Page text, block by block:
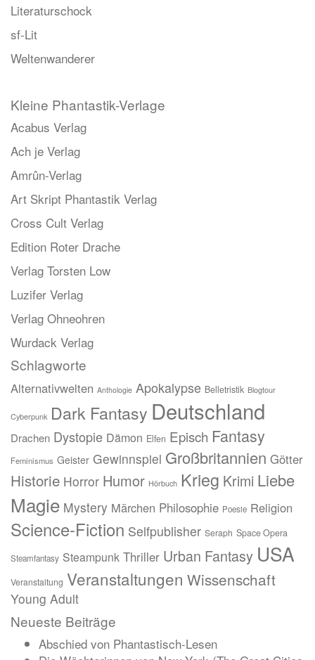
Literaturschock
sf-Lit
Weltenwanderer
Kleine Phantastik-Verlage
Acabus Verlag
Ach je Verlag
Amrûn-Verlag
Art Skript Phantastik Verlag
Cross Cult Verlag
Edition Roter Drache
Verlag Torsten Low
Luzifer Verlag
Verlag Ohneohren
Wurdack Verlag
Schlagworte
Alternativwelten Anthologie Apokalypse Belletristik Blogtour
Cyberpunk Dark Fantasy Deutschland
Drachen Dystopie Dämon Elfen Episch Fantasy
Feminismus Geister Gewinnspiel Großbritannien Götter
Historie Horror Humor Hörbuch Krieg Krimi Liebe
Magie Mystery Märchen Philosophie Poesie Religion
Science-Fiction Selfpublisher Seraph Space Opera
Steamfantasy Steampunk Thriller Urban Fantasy USA
Veranstaltung Veranstaltungen Wissenschaft
Young Adult
Neueste Beiträge
Abschied von Phantastisch-Lesen